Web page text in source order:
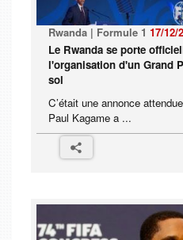
Rwanda | Formule 1 17/12/
Le Rwanda se porte
l'organisation d'un Grand
sol
C’était une annonce
Paul Kagame a ...